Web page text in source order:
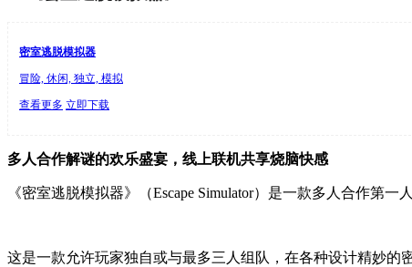
密室逃脱模拟器
冒险, 休闲, 独立, 模拟
查看更多 立即下载
多人合作解谜的欢乐盛宴，线上联机共享烧脑快感
《密室逃脱模拟器》（Escape Simulator）是一款多人合作第一
这是一款允许玩家独自或与最多三人组队，在各种设计精妙